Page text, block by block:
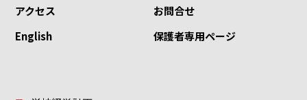
アクセス
お問合せ
English
保護者専用ページ